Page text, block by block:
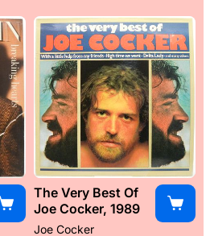
The Very Best Of
Joe Cocker, 1989
Joe Cocker